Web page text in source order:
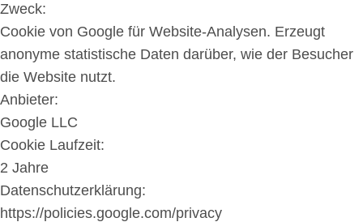
Zweck:
Cookie von Google für Website-Analysen. Erzeugt
anonyme statistische Daten darüber, wie der Besucher
die Website nutzt.
Anbieter:
Google LLC
Cookie Laufzeit:
2 Jahre
Datenschutzerklärung:
https://policies.google.com/privacy